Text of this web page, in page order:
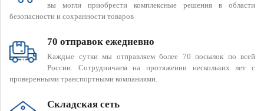
вы могли приобрести комплексные решения в области
безопасности и сохранности товаров
70 отправок ежедневно
Каждые сутки мы отправляем более 70 посылок по всей
России. Сотрудничаем на протяжении нескольких лет с
проверенными транспортными компаниями.
Складская сеть